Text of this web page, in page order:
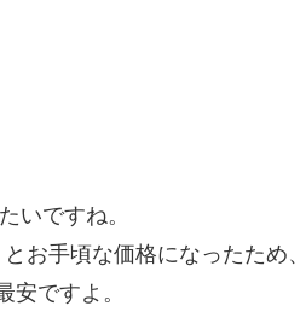
いですね。
お手頃な価格になったため、
ですよ。